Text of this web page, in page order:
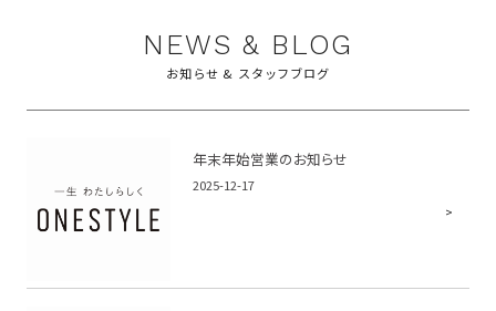
NEWS & BLOG
お知らせ & スタッフブログ
年末年始営業のお知らせ
2025-12-17